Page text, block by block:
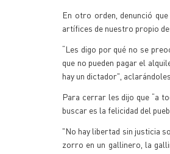
En otro orden, denunció
artífices de nuestro propio
“Les digo por qué no se
que no pueden pagar el
hay un dictador",
Para cerrar les dijo que “a
buscar es la felicidad del
"No hay libertad sin justicia
zorro en un gallinero, la